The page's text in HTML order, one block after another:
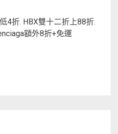
4折. HBX雙十二折上88折.
額外8折+免運